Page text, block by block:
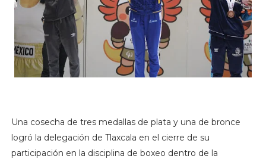
Una cosecha de tres medallas de plata y una de bronce
logró la delegación de Tlaxcala en el cierre de su
participación en la disciplina de boxeo dentro de la